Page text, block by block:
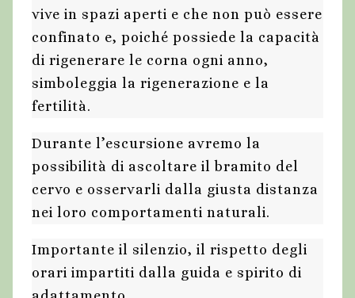
vive in spazi aperti e che non può essere
confinato e, poiché possiede la capacità
di rigenerare le corna ogni anno,
simboleggia la rigenerazione e la
fertilità.
Durante l’escursione avremo la
possibilità di ascoltare il bramito del
cervo e osservarli dalla giusta distanza
nei loro comportamenti naturali.
Importante il silenzio, il rispetto degli
orari impartiti dalla guida e spirito di